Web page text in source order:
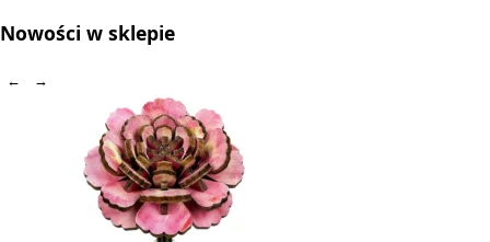
Nowości w sklepie
← →